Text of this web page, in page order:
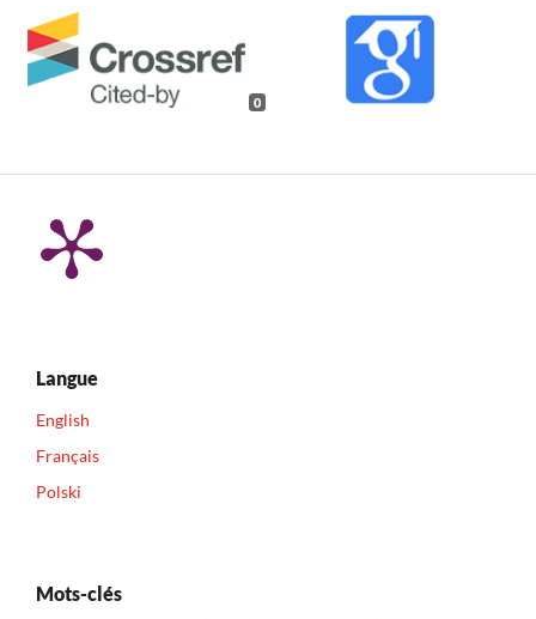
0
Langue
English
Français
Polski
Mots-clés